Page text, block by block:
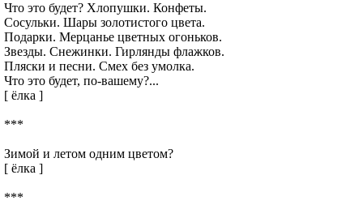
Что это будет? Хлопушки. Конфеты.
Сосульки. Шары золотистого цвета.
Подарки. Мерцанье цветных огоньков.
Звезды. Снежинки. Гирлянды флажков.
Пляски и песни. Смех без умолка.
Что это будет, по-вашему?...
[ ёлка ]
***
Зимой и летом одним цветом?
[ ёлка ]
***